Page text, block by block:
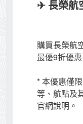
✈ 長榮航
購買長榮航
最優9折優惠
* 本優惠僅
等、航點及
官網說明。